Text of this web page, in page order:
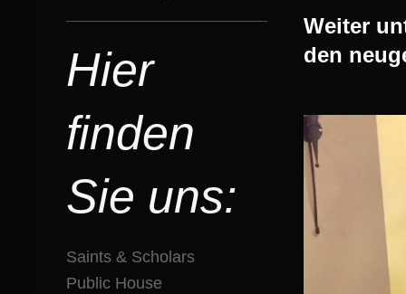
Weiter
den
Hier
finden
Sie uns:
Saints & Scholars
Public House